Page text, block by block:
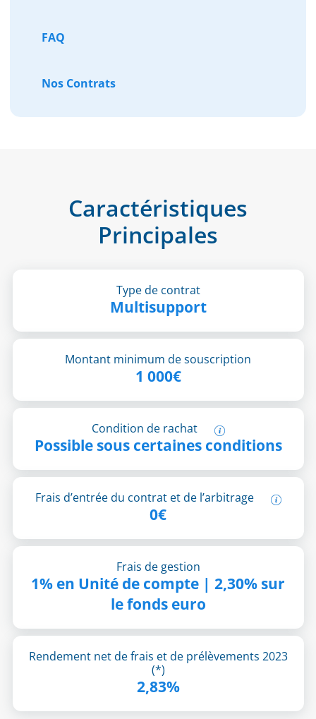
FAQ
Nos Contrats
Caractéristiques
Principales
Type de contrat
Multisupport
Montant minimum de souscription
1 000€
Condition de rachat
Possible sous certaines conditions
Frais d’entrée du contrat et de l’arbitrage
0€
Frais de gestion
1% en Unité de compte | 2,30% sur
le fonds euro
Rendement net de frais et de prélèvements 2023
(*)
2,83%